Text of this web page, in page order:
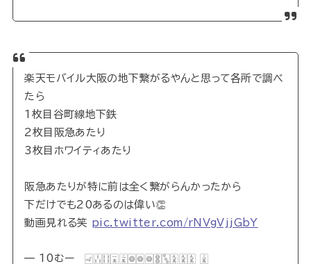
楽天モバイル大阪の地下繋がるやんと思って各所で調べ
たら
1枚目谷町線地下鉄
2枚目阪急あたり
3枚目ホワイティあたり
阪急あたりが特に前は全く繋がらんかったから
下だけでも20あるのは偉い👏
動画見れる笑 pic.twitter.com/rNVgVjjGbY
— 10むー 🀐🀒🀓🀇🀈🀙🀙🀙🀚🀛🀏🀏🀏 🀉